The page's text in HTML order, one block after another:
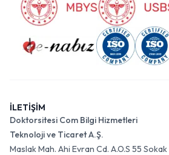
İLETİŞİM
Doktorsitesi Com Bilgi Hizmetleri
Teknoloji ve Ticaret A.Ş.
Maslak Mah. Ahi Evran Cd. A.O.S 55